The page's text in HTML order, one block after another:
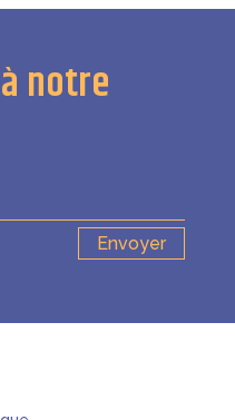
notre
Envoyer